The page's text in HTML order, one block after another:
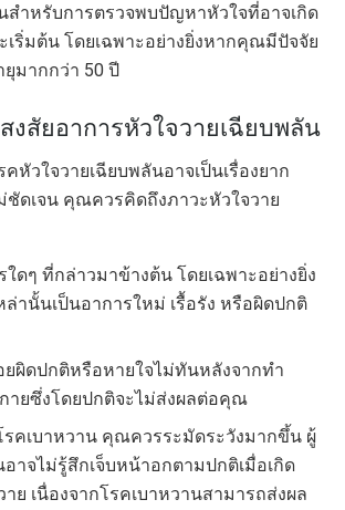
สำหรับการตรวจพบปัญหาหัวใจที่อาจเกิด
เริ่มต้น โดยเฉพาะอย่างยิ่งหากคุณมีปัจจัย
ยุมากกว่า 50 ปี
งสัยอาการหัวใจวายเฉียบพลัน
คหัวใจวายเฉียบพลันอาจเป็นเรื่องยาก
ชัดเจน คุณควรคิดถึงภาวะหัวใจวาย
ดๆ ที่กล่าวมาข้างต้น โดยเฉพาะอย่างยิ่ง
ล่านั้นเป็นอาการใหม่ เรื้อรัง หรือผิดปกติ
ผิดปกติหรือหายใจไม่ทันหลังจากทำ
ายซึ่งโดยปกติจะไม่ส่งผลต่อคุณ
คเบาหวาน คุณควรระมัดระวังมากขึ้น ผู้
อาจไม่รู้สึกเจ็บหน้าอกตามปกติเมื่อเกิด
าย เนื่องจากโรคเบาหวานสามารถส่งผล